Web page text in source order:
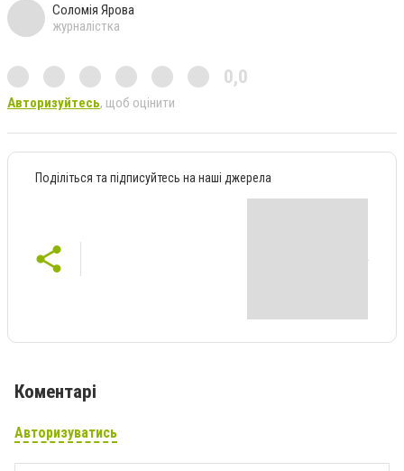
Соломія Ярова
журналістка
0,0
Авторизуйтесь, щоб оцінити
Поділіться та підписуйтесь на наші джерела
Коментарі
Авторизуватись